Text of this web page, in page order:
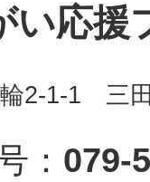
い応援
2-1-1 三
： 079-